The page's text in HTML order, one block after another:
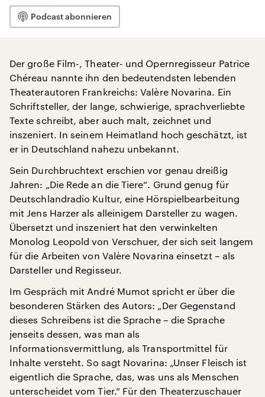
Podcast abonnieren
Der große Film-, Theater- und Opernregisseur Patrice
Chéreau nannte ihn den bedeutendsten lebenden
Theaterautoren Frankreichs: Valère Novarina. Ein
Schriftsteller, der lange, schwierige, sprachverliebte
Texte schreibt, aber auch malt, zeichnet und
inszeniert. In seinem Heimatland hoch geschätzt, ist
er in Deutschland nahezu unbekannt.
Sein Durchbruchtext erschien vor genau dreißig
Jahren: „Die Rede an die Tiere“. Grund genug für
Deutschlandradio Kultur, eine Hörspielbearbeitung
mit Jens Harzer als alleinigem Darsteller zu wagen.
Übersetzt und inszeniert hat den verwinkelten
Monolog Leopold von Verschuer, der sich seit langem
für die Arbeiten von Valère Novarina einsetzt – als
Darsteller und Regisseur.
Im Gespräch mit André Mumot spricht er über die
besonderen Stärken des Autors: „Der Gegenstand
dieses Schreibens ist die Sprache – die Sprache
jenseits dessen, was man als
Informationsvermittlung, als Transportmittel für
Inhalte versteht. So sagt Novarina: „Unser Fleisch ist
eigentlich die Sprache, das, was uns als Menschen
unterscheidet vom Tier.“ Für den Theaterzuschauer